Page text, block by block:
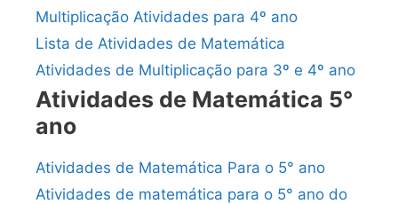
Multiplicação Atividades para 4º ano
Lista de Atividades de Matemática
Atividades de Multiplicação para 3º e 4º ano
Atividades de Matemática 5°
ano
Atividades de Matemática Para o 5° ano
Atividades de matemática para o 5° ano do